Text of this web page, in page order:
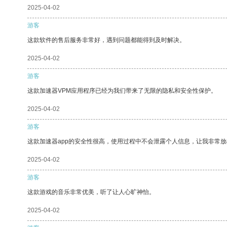
2025-04-02
游客
这款软件的售后服务非常好，遇到问题都能得到及时解决。
2025-04-02
游客
这款加速器VPM应用程序已经为我们带来了无限的隐私和安全性保护。
2025-04-02
游客
这款加速器app的安全性很高，使用过程中不会泄露个人信息，让我非常
2025-04-02
游客
这款游戏的音乐非常优美，听了让人心旷神怡。
2025-04-02